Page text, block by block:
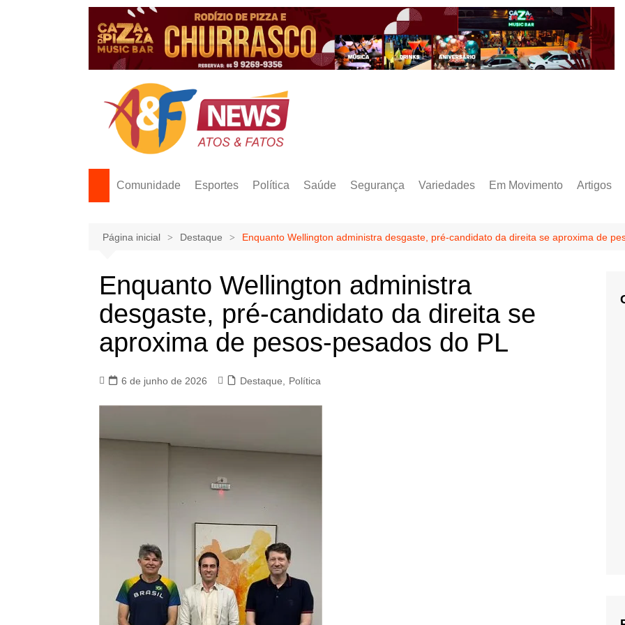
Comunidade Esportes Política Saúde Segurança Variedades Em Movimento Artigos
Página inicial Destaque Enquanto Wellington administra desgaste, pré-candidato da direita se aproxima de
Enquanto Wellington administra
desgaste, pré-candidato da direita se
aproxima de pesos-pesados do PL
6 de junho de 2026 Destaque Política